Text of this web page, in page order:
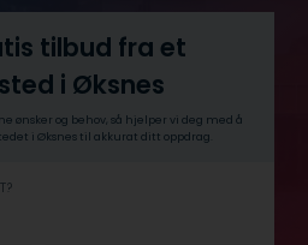
tilbud fra et
i Øksnes
ønsker og behov, så hjelper vi deg med å
i Øksnes til akkurat ditt oppdrag.